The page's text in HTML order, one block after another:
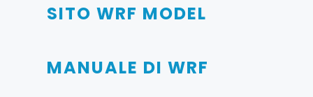
SITO WRF MODEL
MANUALE DI WRF